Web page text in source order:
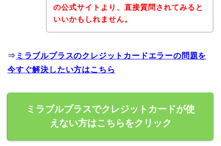
の公式サイトより、直接質問されてみると
いいかもしれません。
⇒ ミラブルプラスのクレジットカードエラーの問題を
今すぐ解決したい方はこちら
ミラブルプラスでクレジットカードが使
えない方はこちらをクリック